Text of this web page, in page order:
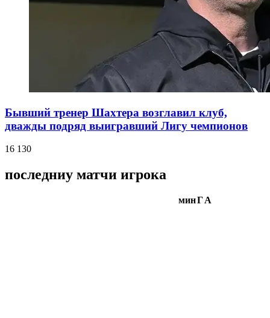
Бывший тренер Шахтера возглавил клуб,
дважды подряд выигравший Лигу чемпионов
16 130
последниу матчи игрока
минГА